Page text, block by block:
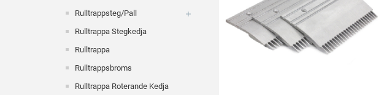
Rulltrappsteg/pall
Rulltrappa Stegkedja
Rulltrappa
Rulltrappsbroms
Rulltrappa Roterande Kedja